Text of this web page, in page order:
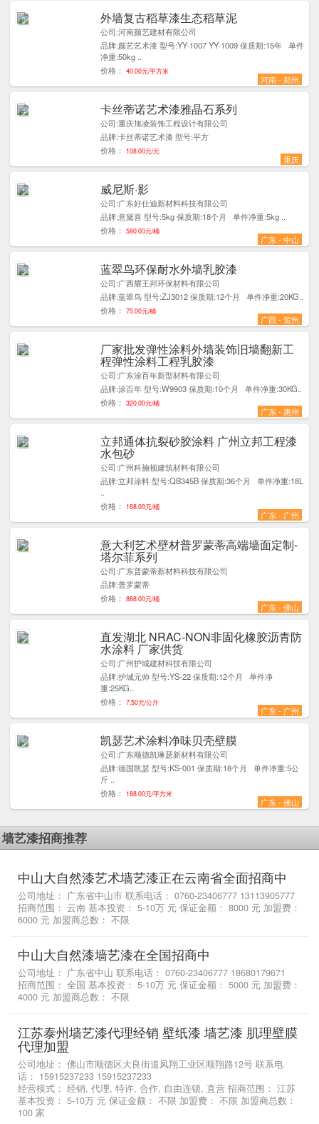
外墙复古稻草漆生态稻草泥
公司:河南颜艺建材有限公司
品牌:颜艺艺术漆 型号:YY-1007 YY-1009 保质期:15年 单件
净重:50kg ..
价格：
40.00元/平方米
河南 - 郑州
8
卡丝蒂诺艺术漆雅晶石系列
公司:重庆旭凌装饰工程设计有限公司
品牌:卡丝蒂诺艺术漆 型号:平方
价格：
108.00元/元
重庆
4
威尼斯·影
公司:广东好仕迪新材料科技有限公司
品牌:意黛喜 型号:5kg 保质期:18个月 单件净重:5kg ..
价格：
580.00元/桶
广东 - 中山
1
蓝翠鸟环保耐水外墙乳胶漆
公司:广西耀王邦环保材料有限公司
品牌:蓝翠鸟 型号:ZJ3012 保质期:12个月 单件净重:20KG..
价格：
75.00元/桶
广西 - 贺州
9
厂家批发弹性涂料外墙装饰旧墙翻新工
程弹性涂料工程乳胶漆
公司:广东涂百年新型材料有限公司
品牌:涂百年 型号:W9903 保质期:10个月 单件净重:30KG..
价格：
320.00元/桶
广东 - 惠州
5
立邦通体抗裂砂胶涂料 广州立邦工程漆
水包砂
公司:广州科施顿建筑材料有限公司
品牌:立邦涂料 型号:QB345B 保质期:36个月 单件净重:18L
..
价格：
168.00元/桶
广东 - 广州
1
意大利艺术壁材普罗蒙蒂高端墙面定制-
塔尔菲系列
公司:广东普蒙蒂新材料科技有限公司
品牌:普罗蒙蒂
价格：
888.00元/桶
广东 - 佛山
7
直发湖北 NRAC-NON非固化橡胶沥青防
水涂料 厂家供货
公司:广州护城建材科技有限公司
品牌:护城元帅 型号:YS-22 保质期:12个月 单件净
重:25KG..
价格：
7.50元/公斤
广东 - 广州
5
凯瑟艺术涂料净味贝壳壁膜
公司:广东顺德凯琳瑟新材料有限公司
品牌:德国凯瑟 型号:KS-001 保质期:18个月 单件净重:5公
斤 ..
价格：
188.00元/平方米
广东 - 佛山
5
墙艺漆招商推荐
中山大自然漆艺术墙艺漆正在云南省全面招商中
公司地址： 广东省中山市 联系电话： 0760-23406777 13113905777
招商范围： 云南 基本投资： 5-10万 元 保证金额： 8000 元 加盟费：
6000 元 加盟商总数： 不限
中山大自然漆墙艺漆在全国招商中
公司地址： 广东省中山 联系电话： 0760-23406777 18680179671
招商范围： 全国 基本投资： 5-10万 元 保证金额： 5000 元 加盟费：
4000 元 加盟商总数： 不限
江苏泰州墙艺漆代理经销 壁纸漆 墙艺漆 肌理壁膜
代理加盟
公司地址： 佛山市顺德区大良街道凤翔工业区顺翔路12号 联系电
话： 15915237233 15915237233
经营模式： 经销, 代理, 特许, 合作, 自由连锁, 直营 招商范围： 江苏
基本投资： 5-10万 元 保证金额： 不限 加盟费： 不限 加盟商总数：
100 家